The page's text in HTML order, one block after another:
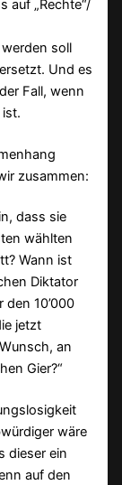
auf „Rechte“/
soll
Und es
Fall, wenn
zusammen:
dass sie
wählten
Wann ist
Diktator
10’000
jetzt
an
Gier?“
wäre
dieser ein
auf den